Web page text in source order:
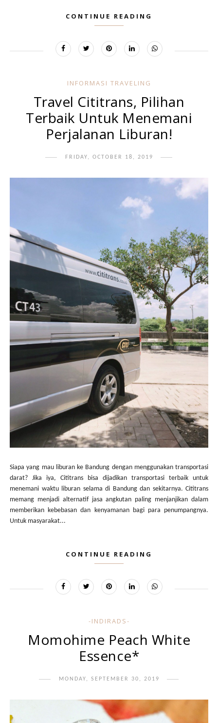
CONTINUE READING
INFORMASI TRAVELING
Travel Cititrans, Pilihan
Terbaik Untuk Menemani
Perjalanan Liburan!
FRIDAY, OCTOBER 18, 2019
Siapa yang mau liburan ke Bandung dengan menggunakan transportasi
darat? Jika iya, Cititrans bisa dijadikan transportasi terbaik untuk
menemani waktu liburan selama di Bandung dan sekitarnya. Cititrans
memang menjadi alternatif jasa angkutan paling menjanjikan dalam
memberikan kebebasan dan kenyamanan bagi para penumpangnya.
Untuk masyarakat...
CONTINUE READING
-INDIRADS-
Momohime Peach White
Essence*
MONDAY, SEPTEMBER 30, 2019